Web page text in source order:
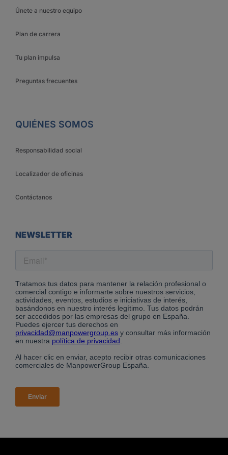
Únete a nuestro equipo
Plan de carrera
Tu plan impulsa
Preguntas frecuentes
QUIÉNES SOMOS
Responsabilidad social
Localizador de oficinas
Contáctanos
NEWSLETTER